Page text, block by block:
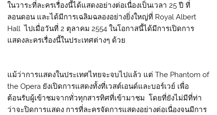
ในวาระที่ละครเรื่องนี้ได้แสดงอย่างต่อเนื่องเป็นเวลา 25 ปี ที่
ลอนดอน และได้มีการเฉลิมฉลองอย่างยิ่งใหญ่ที่ Royal Albert
Hall ไปเมื่อวันที่ 2 ตุลาคม 2554 ในโอกาสนี้ได้มีการเปิดการ
แสดงละครเรื่องนี้ในประเทศต่างๆ ด้วย
แม้ว่าการแสดงในประเทศไทยจะจบไปแล้ว แต่ The Phantom of
the Opera ยังเปิดการแสดงทั้งที่เวสต์เอนด์และบอร์เวย์ เพื่อ
ต้อนรับผู้เข้าชมจากทั่วทุกสารทิศที่เข้ามาชม โดยที่ยังไม่มีที่ท่า
ว่าจะปิดการแสดง การที่ละครจัดการแสดงอย่างต่อเนื่องจนมีการ